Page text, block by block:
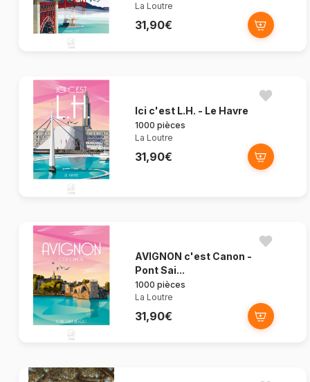
La Loutre
31,90€
Ici c'est L.H. - Le Havre
1000 pièces
La Loutre
31,90€
AVIGNON c'est Canon -
Pont Sai...
1000 pièces
La Loutre
31,90€